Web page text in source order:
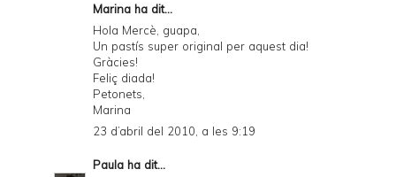
Marina ha dit...
Hola Mercè, guapa,
Un pastís super original per aquest dia!
Gràcies!
Feliç diada!
Petonets,
Marina
23 d’abril del 2010, a les 9:19
Paula ha dit...